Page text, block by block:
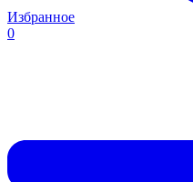
Избранное
0